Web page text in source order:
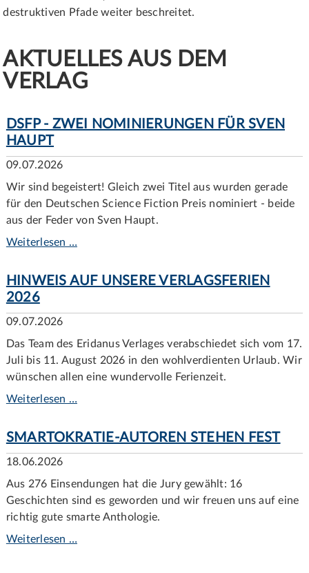
destruktiven Pfade weiter beschreitet.
AKTUELLES AUS DEM
VERLAG
DSFP - ZWEI NOMINIERUNGEN FÜR SVEN
HAUPT
09.07.2026
Wir sind begeistert! Gleich zwei Titel aus wurden gerade
für den Deutschen Science Fiction Preis nominiert - beide
aus der Feder von Sven Haupt.
Weiterlesen …
HINWEIS AUF UNSERE VERLAGSFERIEN
2026
09.07.2026
Das Team des Eridanus Verlages verabschiedet sich vom 17.
Juli bis 11. August 2026 in den wohlverdienten Urlaub. Wir
wünschen allen eine wundervolle Ferienzeit.
Weiterlesen …
SMARTOKRATIE-AUTOREN STEHEN FEST
18.06.2026
Aus 276 Einsendungen hat die Jury gewählt: 16
Geschichten sind es geworden und wir freuen uns auf eine
richtig gute smarte Anthologie.
Weiterlesen …